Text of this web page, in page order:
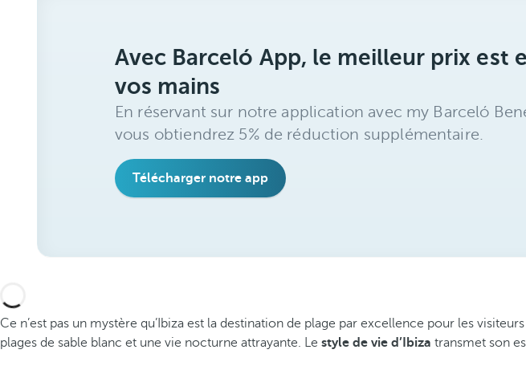
Avec Barceló App, le meilleur prix est
vos mains
En réservant sur notre application avec my Barceló
vous obtiendrez 5% de réduction supplémentaire.
Télécharger notre app
Ce n’est pas un mystère qu’Ibiza est la destination de plage par excellence pour les
plages de sable blanc et une vie nocturne attrayante. Le style de vie d’Ibiza transmet son